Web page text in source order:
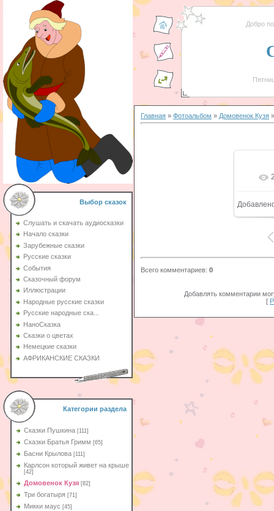
Выбор сказок
Слушать и скачать аудиосказки
Начало сказки
Зарубежные сказки
Русские сказки
События
Сказочный форум
Иллюстрации
Народные русские сказки
Русские народные ска...
НаноСказка
Сказки о цветах
Немецкие сказки
АФРИКАНСКИЕ СКАЗКИ
Категории раздела
Сказки Пушкина [111]
Сказки Братья Гримм [65]
Басни Крылова [111]
Карлсон который живет на крыше
[42]
Домовенок Кузя [82]
Три богатыря [71]
Микки маус [45]
Добро
Главная » Фотоальбом » Домовенок Кузя
Всего комментариев: 0
Добавлять комментарии
[